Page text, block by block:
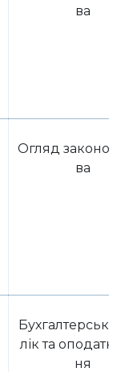
ва
Огляд
ва
лік та
ня